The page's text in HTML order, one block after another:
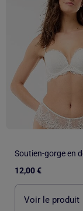
12,00 €
Voir le produit